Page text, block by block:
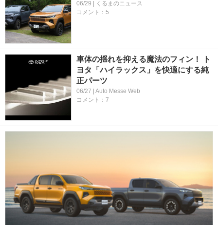
06/29 | くるまのニュース
コメント：5
車体の揺れを抑える魔法のフィン！ ト
ヨタ「ハイラックス」を快適にする純
正パーツ
06/27 | Auto Messe Web
コメント：7